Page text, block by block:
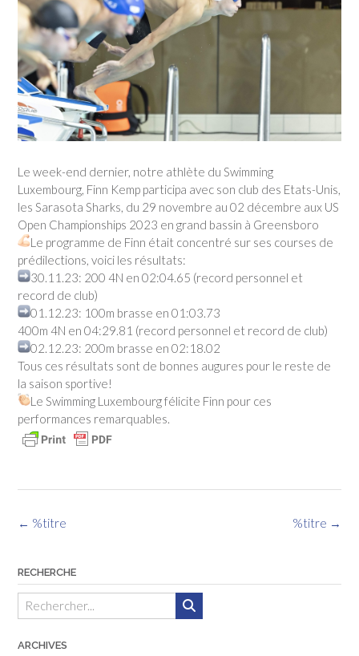
Le week-end dernier, notre athlète du Swimming
Luxembourg, Finn Kemp participa avec son club des Etats-Unis,
les Sarasota Sharks, du 29 novembre au 02 décembre aux US
Open Championships 2023 en grand bassin à Greensboro
Le programme de Finn était concentré sur ses courses de
prédilections, voici les résultats:
30.11.23: 200 4N en 02:04.65 (record personnel et
record de club)
01.12.23: 100m brasse en 01:03.73
400m 4N en 04:29.81 (record personnel et record de club)
02.12.23: 200m brasse en 02:18.02
Tous ces résultats sont de bonnes augures pour le reste de
la saison sportive!
Le Swimming Luxembourg félicite Finn pour ces
performances remarquables.
Navigation
%titre →
← %titre
RECHERCHE
ARCHIVES